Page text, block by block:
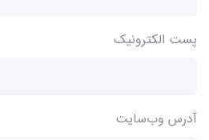
پست الکترونیک
آدرس وب‌سایت